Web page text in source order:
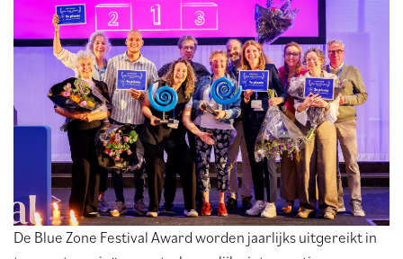
De Blue Zone Festival Award worden jaarlijks uitgereikt in